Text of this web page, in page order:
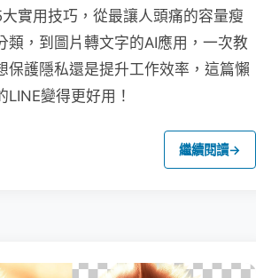
實用技巧，從最讓人頭痛的容量瘦
類，到圖片轉文字的AI應用，一次教
保護隱私還是提升工作效率，這篇懶
變得更好用！
繼續閱讀→